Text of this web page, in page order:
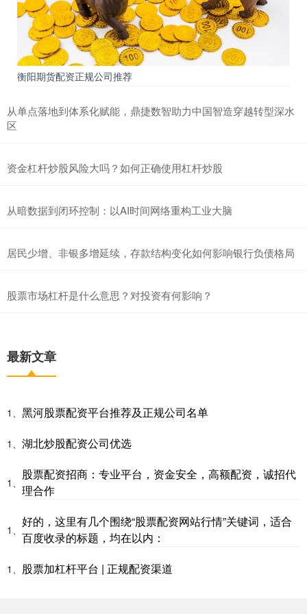
衡阳期货配资正规公司推荐
从单点落地到体系化赋能，鼎捷数智助力中国智造穿越转型深水
区
资金杠杆炒股风险大吗？如何正确使用杠杆炒股
从暗数据到闭环控制：以AI时间网络重构工业大脑
居民少增、非银多增延续，存款结构变化如何影响银行负债格局
股票市场杠杆是什么意思？对投资有何影响？
最新文章
1、 黑河股票配资平台推荐及正规公司名单
1、 湖北炒股配资公司优选
1、
股票配资招商：专业平台，资金安全，高额配资，诚招代
理合作
1、
好的，这里有几个围绕“股票配资网站行情”关键词，适合
百度收录的标题，均在以内：
1、 股票加杠杆平台 | 正规配资渠道